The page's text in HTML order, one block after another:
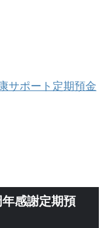
サポート定期預金
感謝定期預